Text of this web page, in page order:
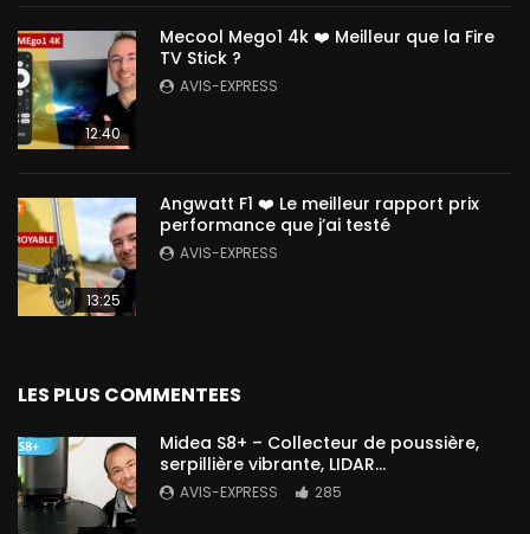
12:40
Mecool Mego1 4k ❤️ Meilleur que la Fire
TV Stick ?
AVIS-EXPRESS
13:25
Angwatt F1 ❤️ Le meilleur rapport prix
performance que j’ai testé
AVIS-EXPRESS
LES PLUS COMMENTEES
Midea S8+ – Collecteur de poussière,
serpillière vibrante, LIDAR…
AVIS-EXPRESS 285